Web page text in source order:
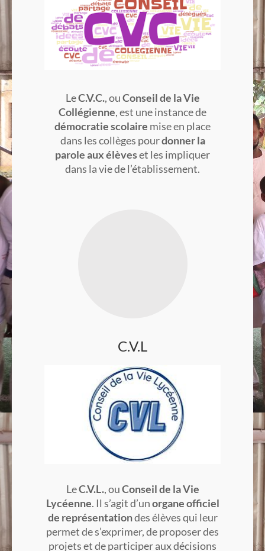
LeC.V.C., ouConseil de la Vie
Collégienne, est une instance de
démocratie scolaire mise en place
dans les collèges pourdonner la
parole aux élèveset les impliquer
dans la vie de l’établissement.
C.V.L
LeC.V.L., ouConseil de la Vie
Lycéenne. Il s’agit d’unorgane officiel
de représentationdes élèves qui leur
permet de s’exprimer, de proposer des
projets et de participer aux décisions